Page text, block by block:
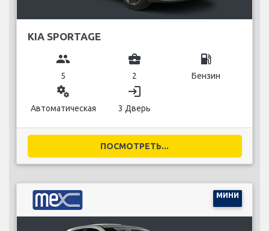
KIA SPORTAGE
group
5
business_center
2
local_gas_station
Бензин
miscellaneous_services
Автоматическая
login
3 Дверь
ПОСМОТРЕТЬ...
МИНИ